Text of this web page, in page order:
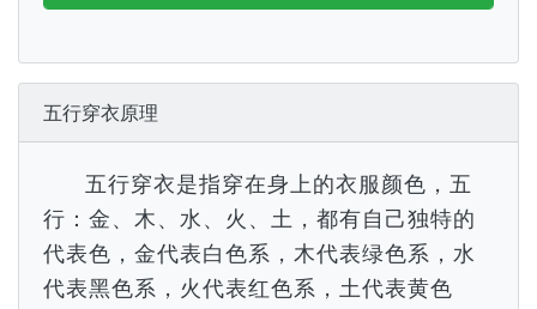
五行穿衣原理
五行穿衣是指穿在身上的衣服颜色，五
行：金、木、水、火、土，都有自己独特的
代表色，金代表白色系，木代表绿色系，水
代表黑色系，火代表红色系，土代表黄色